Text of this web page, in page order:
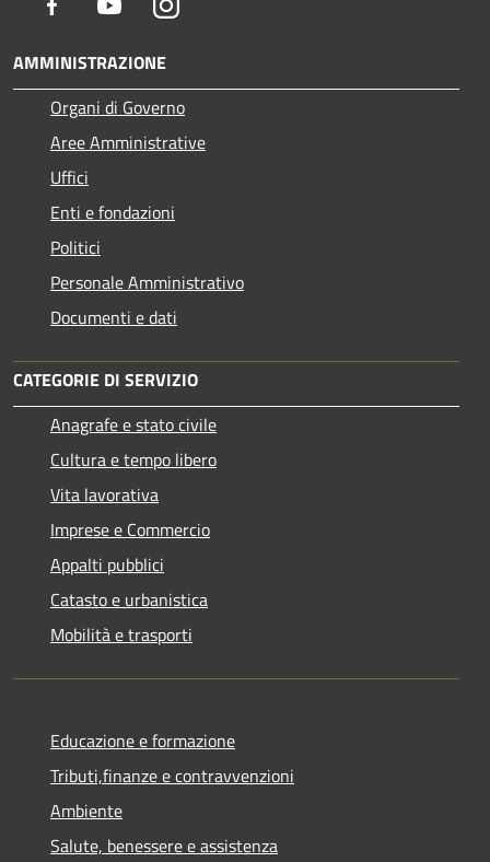
AMMINISTRAZIONE
Organi di Governo
Aree Amministrative
Uffici
Enti e fondazioni
Politici
Personale Amministrativo
Documenti e dati
CATEGORIE DI SERVIZIO
Anagrafe e stato civile
Cultura e tempo libero
Vita lavorativa
Imprese e Commercio
Appalti pubblici
Catasto e urbanistica
Mobilità e trasporti
Educazione e formazione
Tributi,finanze e contravvenzioni
Ambiente
Salute, benessere e assistenza